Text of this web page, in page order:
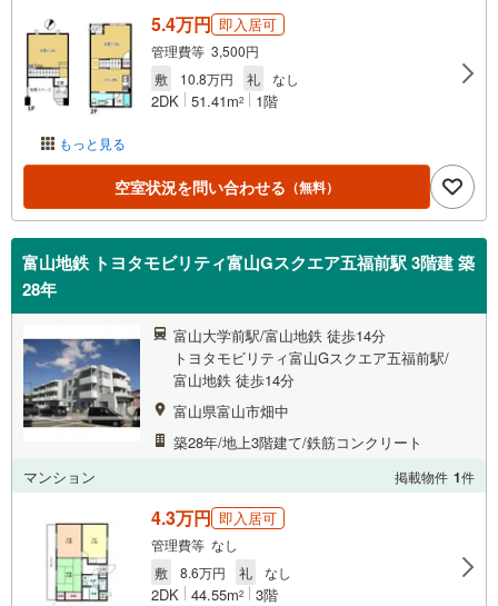
もっと見る
5.4万円 即入居可
管理費等 3,500円
敷
10.8万円 礼 なし
2DK 51.41m2 1階
空室状況を問い合わせる （無料）
富山地鉄 トヨタモビリティ富山Gスクエア五福前駅 3階建 築
28年
富山大学前駅/富山地鉄 徒歩14分
トヨタモビリティ富山Gスクエア五福前駅/
富山地鉄 徒歩14分
富山県富山市畑中
築28年/地上3階建て/鉄筋コンクリート
マンション
掲載物件 1件
4.3万円 即入居可
管理費等 なし
敷
8.6万円 礼 なし
2DK 44.55m2 3階